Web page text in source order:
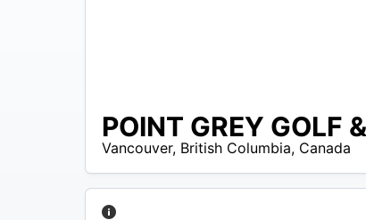
POINT GREY GOLF
Vancouver, British Columbia, Canada